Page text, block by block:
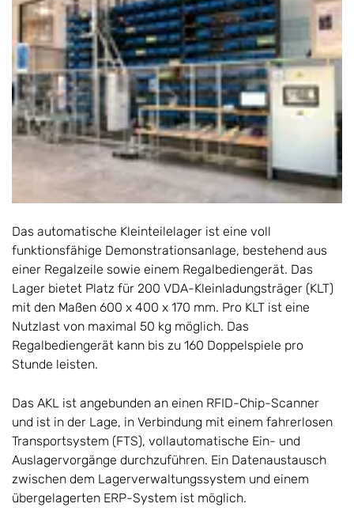
Das automatische Kleinteilelager ist eine voll
funktionsfähige Demonstrationsanlage, bestehend aus
einer Regalzeile sowie einem Regalbediengerät. Das
Lager bietet Platz für 200 VDA-Kleinladungsträger (KLT)
mit den Maßen 600 x 400 x 170 mm. Pro KLT ist eine
Nutzlast von maximal 50 kg möglich. Das
Regalbediengerät kann bis zu 160 Doppelspiele pro
Stunde leisten.
Das AKL ist angebunden an einen RFID-Chip-Scanner
und ist in der Lage, in Verbindung mit einem fahrerlosen
Transportsystem (FTS), vollautomatische Ein- und
Auslagervorgänge durchzuführen. Ein Datenaustausch
zwischen dem Lagerverwaltungssystem und einem
übergelagerten ERP-System ist möglich.